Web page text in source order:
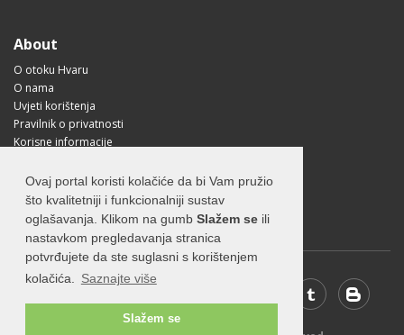
Ovaj portal koristi kolačiće da bi Vam pružio
što kvalitetniji i funkcionalniji sustav
oglašavanja. Klikom na gumb Slažem se ili
nastavkom pregledavanja stranica
potvrđujete da ste suglasni s korištenjem
kolačića.
Saznajte više
Slažem se
About
O otoku Hvaru
O nama
Uvjeti korištenja
Pravilnik o privatnosti
Korisne informacije
Free Mobile App
Visit Croatia